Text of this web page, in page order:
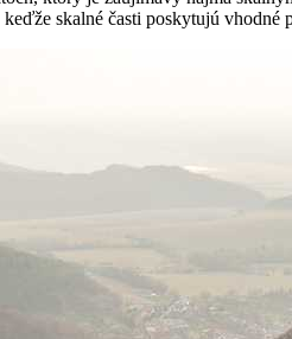
skalné časti poskytujú vhodné